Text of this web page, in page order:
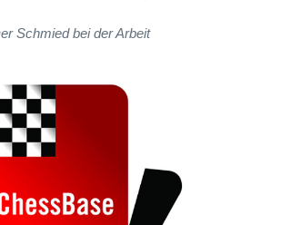
Schmied bei der Arbeit